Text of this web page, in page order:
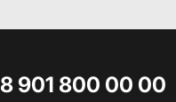
8 901 800 00 00